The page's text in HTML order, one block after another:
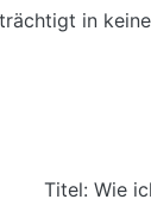
in
Titel: Wie